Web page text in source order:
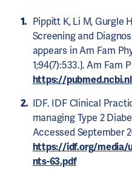
Pippitt K, Li M, Gurgle
Screening and
appears in Am Fam
1;94(7):533.]. Am Fam
https://
IDF. IDF Clinical
managing Type 2
Accessed September
https://idf.org/media/
nts-63.pdf